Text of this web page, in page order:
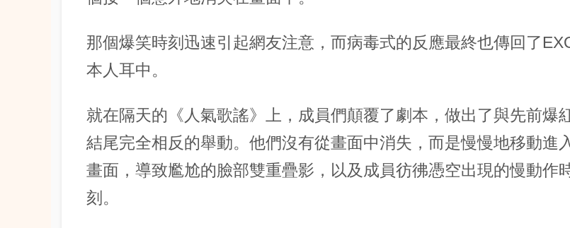
那個爆笑時刻迅速引起網友注意，而病毒式的反應最終也傳回了
本人耳中。
就在隔天的《人氣歌謠》上，成員們顛覆了劇本，做出了與先前爆
結尾完全相反的舉動。他們沒有從畫面中消失，而是慢慢地移動進
畫面，導致尷尬的臉部雙重疊影，以及成員彷彿憑空出現的慢動作
刻。